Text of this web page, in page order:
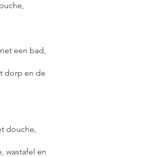
een bad,
dorp en de
douche,
wastafel en